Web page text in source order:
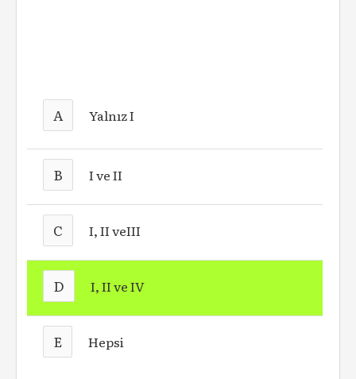
A Yalnız I
B I ve II
C I, II veIII
D I, II ve IV
E Hepsi